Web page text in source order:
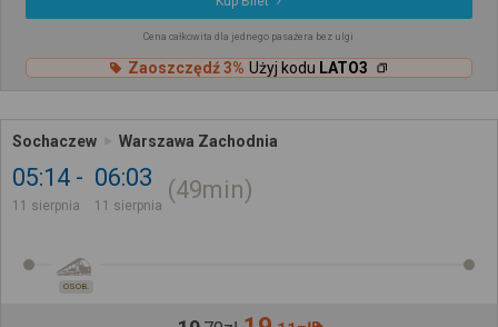
Cena całkowita dla jednego pasażera bez ulgi
Zaoszczędź 3% Użyj kodu LATO3
Sochaczew Warszawa Zachodnia
05:14
11 sierpnia
06:03
11 sierpnia
49min
OSOB.